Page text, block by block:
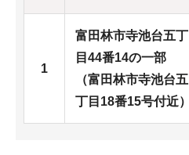
1
富田林市寺池台五丁
目44番14の一部
（富田林市寺池台五
丁目18番15号付近）